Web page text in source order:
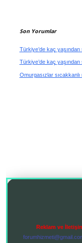
Son Yorumlar
Türkiye’de kaç
Türkiye’de kaç
Omurgasızlar sıcakkanlı
Reklam ve